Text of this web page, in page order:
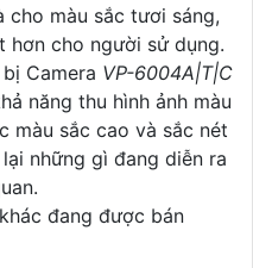
màu sắc tươi sáng,
hơn cho người sử dụng.
Camera VP-6004A|T|C
năng thu hình ảnh màu
màu sắc cao và sắc nét
những gì đang diễn ra
đang được bán